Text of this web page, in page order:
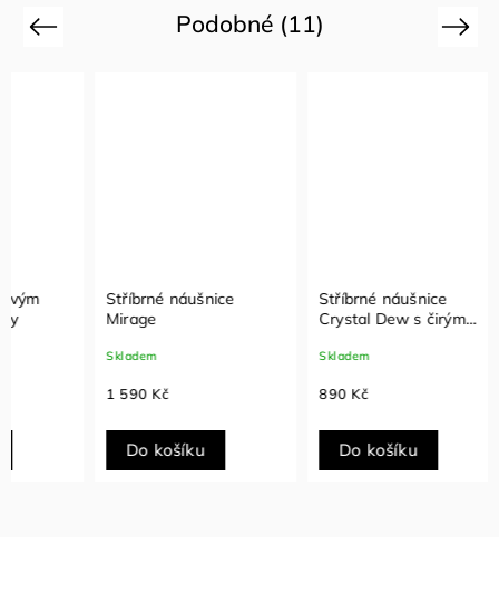
Podobné (11)
Previous
Stříbrné náušnice
Stříbrné náušnice
Crystal Dew s čirým
Olive
Next